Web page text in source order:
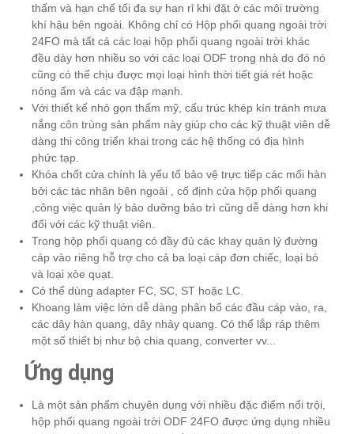
thấm và hạn chế tối đa sự han rỉ khi đặt ở các môi trường
khí hậu bên ngoài. Không chỉ có Hộp phối quang ngoài trời
24FO mà tất cả các loại hộp phối quang ngoài trời khác
đều dày hơn nhiều so với các loại ODF trong nhà do đó nó
cũng có thể chịu được mọi loại hình thời tiết giá rét hoặc
nóng ẩm và các va đập mạnh.
Với thiết kế nhỏ gọn thẩm mỹ, cấu trúc khép kín tránh mưa
nắng côn trùng sản phẩm này giúp cho các kỹ thuật viên dễ
dàng thi công triển khai trong các hệ thống có địa hình
phức tạp.
Khóa chốt cửa chính là yếu tố bảo vệ trực tiếp các mối hàn
bởi các tác nhân bên ngoài , cố định cửa hộp phối quang
,công việc quản lý bảo dưỡng bảo trì cũng dễ dàng hơn khi
đối với các kỹ thuật viên.
Trong hộp phối quang có đầy đủ các khay quản lý đường
cáp vào riêng hỗ trợ cho cả ba loại cáp đơn chiếc, loại bó
và loại xòe quạt.
Có thể dùng adapter FC, SC, ST hoặc LC.
Khoang làm việc lớn dễ dàng phân bổ các đầu cáp vào, ra,
các dây hàn quang, dây nhảy quang. Có thể lắp ráp thêm
một số thiết bị như bộ chia quang, converter vv...
Ứng dụng
Là một sản phẩm chuyên dụng với nhiều đặc điểm nổi trội,
hộp phối quang ngoài trời ODF 24FO được ứng dụng nhiều